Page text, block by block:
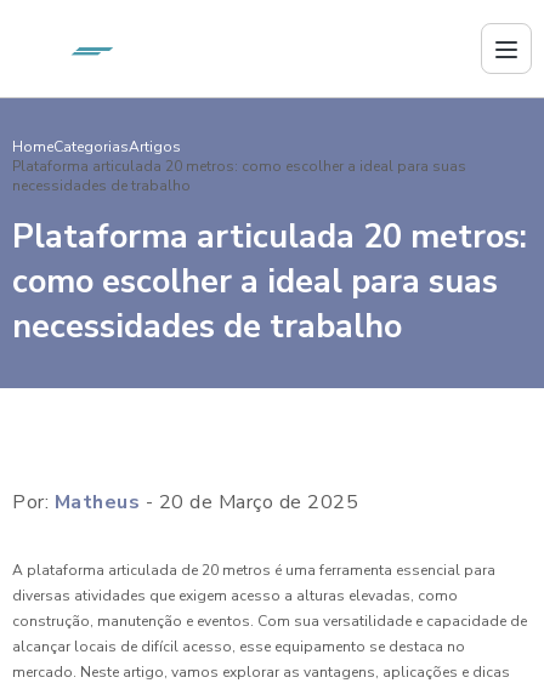
HomeCategoriasArtigos
Plataforma articulada 20 metros: como escolher a ideal para suas
necessidades de trabalho
Plataforma articulada 20 metros:
como escolher a ideal para suas
necessidades de trabalho
Por: Matheus - 20 de Março de 2025
A plataforma articulada de 20 metros é uma ferramenta essencial para
diversas atividades que exigem acesso a alturas elevadas, como
construção, manutenção e eventos. Com sua versatilidade e capacidade de
alcançar locais de difícil acesso, esse equipamento se destaca no
mercado. Neste artigo, vamos explorar as vantagens, aplicações e dicas